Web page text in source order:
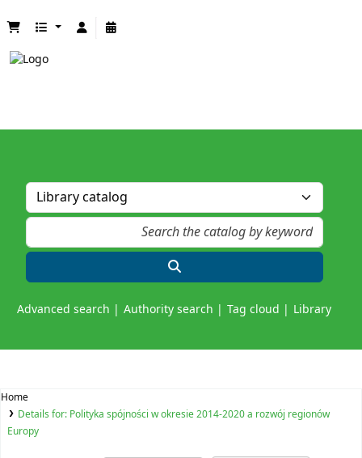
Advanced search Authority search Tag cloud Library
Home
Details for: Polityka spójności w okresie 2014-2020 a rozwój regionów
Europy